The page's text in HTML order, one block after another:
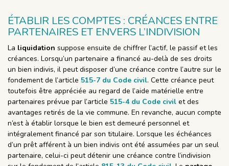
ÉTABLIR LES COMPTES : CRÉANCES ENTRE
PARTENAIRES ET ENVERS L’INDIVISION
La liquidation suppose ensuite de chiffrer l’actif, le passif et les
créances. Lorsqu’un partenaire a financé au-delà de ses droits
un bien indivis, il peut disposer d’une créance contre l’autre sur le
fondement de l’article 515-7 du Code civil. Cette créance peut
toutefois être appréciée au regard de l’aide matérielle entre
partenaires prévue par l’article 515-4 du Code civil et des
avantages retirés de la vie commune. En revanche, aucun compte
n’est à établir lorsque le bien est demeuré personnel et
intégralement financé par son titulaire. Lorsque les échéances
d’un prêt afférent à un bien indivis ont été assumées par un seul
partenaire, celui-ci peut détenir une créance contre l’indivision